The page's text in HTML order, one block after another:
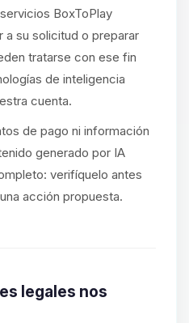
BoxToPlay
a su solicitud o preparar
tratarse con ese fin
de inteligencia
cuenta.
de pago ni información
generado por IA
verifíquelo antes
acción propuesta.
legales nos